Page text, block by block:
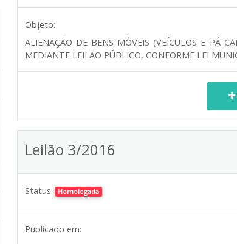
Objeto:
ALIENAÇÃO DE BENS MÓVEIS (VEÍCULOS E PÁ
MEDIANTE LEILÃO PÚBLICO, CONFORME LEI
Leilão 3/2016
Status: Homologada
Publicado em: